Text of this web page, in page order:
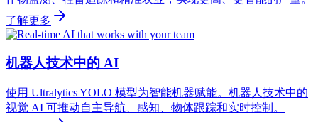
了解更多
机器人技术中的 AI
使用 Ultralytics YOLO 模型为智能机器赋能。机器人技术中的
视觉 AI 可推动自主导航、感知、物体跟踪和实时控制。